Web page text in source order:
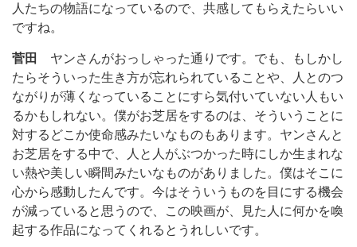
人たちの物語になっているので、共感してもらえたらいい
ですね。
菅田
ヤンさんがおっしゃった通りです。でも、もしかし
たらそういった生き方が忘れられていることや、人とのつ
ながりが薄くなっていることにすら気付いていない人もい
るかもしれない。僕がお芝居をするのは、そういうことに
対するどこか使命感みたいなものもあります。ヤンさんと
お芝居をする中で、人と人がぶつかった時にしか生まれな
い熱や美しい瞬間みたいなものがありました。僕はそこに
心から感動したんです。今はそういうものを目にする機会
が減っていると思うので、この映画が、見た人に何かを喚
起する作品になってくれるとうれしいです。